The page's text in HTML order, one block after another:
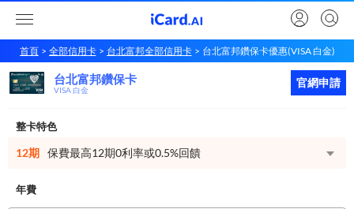
首頁 全部信用卡 台北富邦全部信用卡 台北富邦鑽保卡優惠(VISA 白金)
台北富邦鑽保卡 立即申請
台北富邦鑽保卡
VISA 白金
官網申請
整卡特色
12期 保費最高12期0利率或0.5%回饋
年費